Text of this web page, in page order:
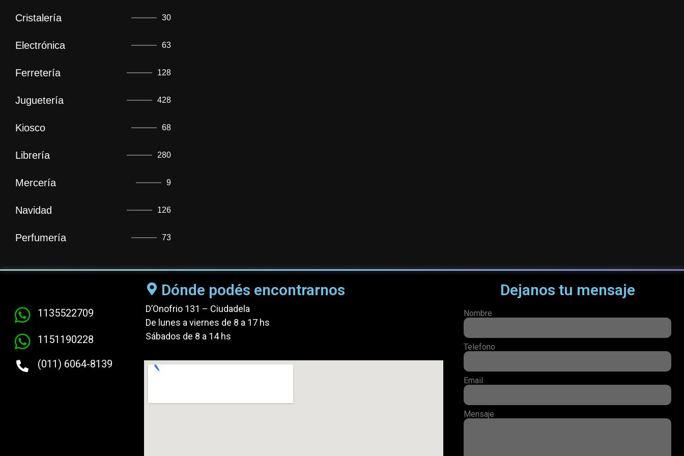
Cristalería 30
Electrónica 63
Ferretería 128
Juguetería 428
Kiosco 68
Librería 280
Mercería 9
Navidad 126
Perfumería 73
1135522709
1151190228
(011) 6064-8139
Dónde podés encontrarnos
D’Onofrio 131 – Ciudadela
De lunes a viernes de 8 a 17 hs
Sábados de 8 a 14 hs
Dejanos tu mensaje
Nombre
Telefono
Email
Mensaje